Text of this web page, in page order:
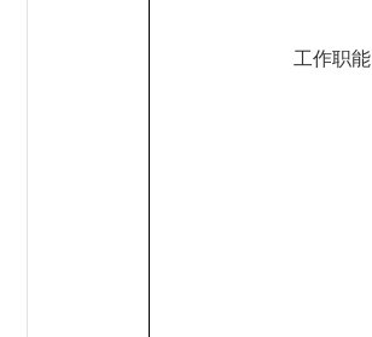
工作职能